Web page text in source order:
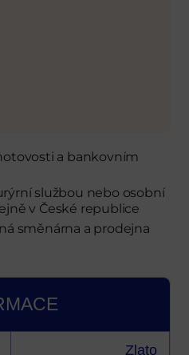
a bankovním
službou nebo osobní
v České republice
směnárna a prodejna
Zlato